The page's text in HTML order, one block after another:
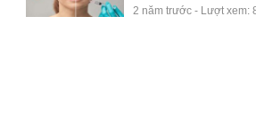
2 năm trước - Lượt xem: